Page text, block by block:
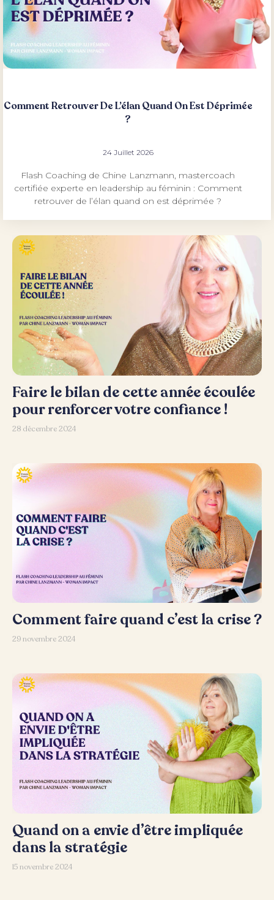
Comment Retrouver De L’élan Quand On Est Déprimée
?
24 Juillet 2026
Flash Coaching de Chine Lanzmann, mastercoach
certifiée experte en leadership au féminin : Comment
retrouver de l’élan quand on est déprimée ?
Faire le bilan de cette année écoulée
pour renforcer votre confiance !
28 décembre 2024
Comment faire quand c’est la crise ?
29 novembre 2024
Quand on a envie d’être impliquée
dans la stratégie
15 novembre 2024